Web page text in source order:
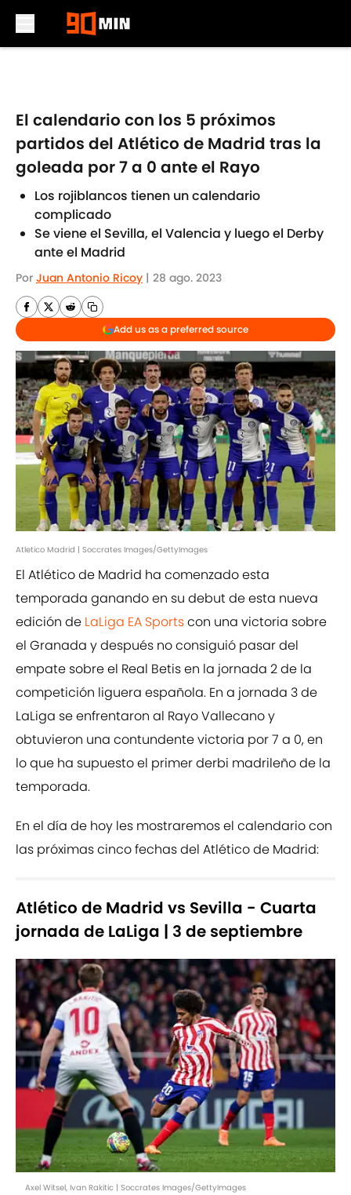
El calendario con los 5 próximos
partidos del Atlético de Madrid tras la
goleada por 7 a 0 ante el Rayo
Los rojiblancos tienen un calendario
complicado
Se viene el Sevilla, el Valencia y luego el Derby
ante el Madrid
Por Juan Antonio Ricoy | 28 ago. 2023
Add us as a preferred source
Atletico Madrid | Soccrates Images/GettyImages
El Atlético de Madrid ha comenzado esta
temporada ganando en su debut de esta nueva
edición de LaLiga EA Sportscon una victoria sobre
el Granada y después no consiguió pasar del
empate sobre el Real Betis en la jornada 2 de la
competición liguera española. En a jornada 3 de
LaLiga se enfrentaron al Rayo Vallecano y
obtuvieron una contundente victoria por 7 a 0, en
lo que ha supuesto el primer derbi madrileño de la
temporada.
En el día de hoy les mostraremos el calendario con
las próximas cinco fechas del Atlético de Madrid:
Atlético de Madrid vs Sevilla - Cuarta
jornada de LaLiga | 3 de septiembre
Axel Witsel, Ivan Rakitic | Soccrates Images/GettyImages